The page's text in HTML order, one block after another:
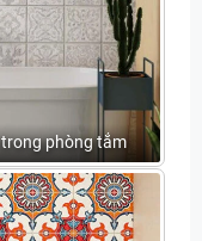
phòng tắm